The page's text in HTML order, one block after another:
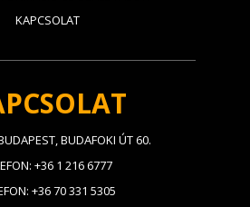
KAPCSOLAT
BUDAFOKI ÚT 60.
+36 1 216 6777
+36 70 331 5305